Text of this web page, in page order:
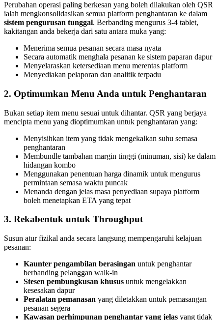
Perubahan operasi paling berkesan yang boleh dilakukan oleh QSR
ialah mengkonsolidasikan semua platform penghantaran ke dalam
sistem pengurusan tunggal. Berbanding mengurus 3-4 tablet,
kakitangan anda bekerja dari satu antara muka yang:
Menerima semua pesanan secara masa nyata
Secara automatik menghala pesanan ke sistem paparan dapur
Menyelaraskan ketersediaan menu merentas platform
Menyediakan pelaporan dan analitik terpadu
2. Optimumkan Menu Anda untuk Penghantaran
Bukan setiap item menu sesuai untuk dihantar. QSR yang berjaya
mencipta menu yang dioptimumkan untuk penghantaran yang:
Menyisihkan item yang tidak mengekalkan suhu semasa
penghantaran
Membundle tambahan margin tinggi (minuman, sisi) ke dalam
hidangan kombo
Menggunakan penentuan harga dinamik untuk mengurus
permintaan semasa waktu puncak
Menanda dengan jelas masa penyediaan supaya platform
boleh menetapkan ETA yang tepat
3. Rekabentuk untuk Throughput
Susun atur fizikal anda secara langsung mempengaruhi kelajuan
pesanan:
Kaunter pengambilan berasingan untuk penghantar
berbanding pelanggan walk-in
Stesen pembungkusan khusus untuk mengelakkan
kesesakan dapur
Peralatan pemanasan yang diletakkan untuk pemasangan
pesanan segera
Kawasan perhimpunan penghantar yang jelas yang tidak